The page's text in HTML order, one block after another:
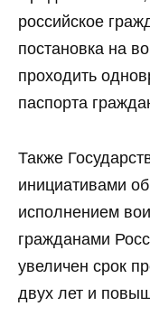
российское
постановка на
проходить
паспорта
Также
инициативами
исполнением
гражданами
увеличен срок
двух лет и